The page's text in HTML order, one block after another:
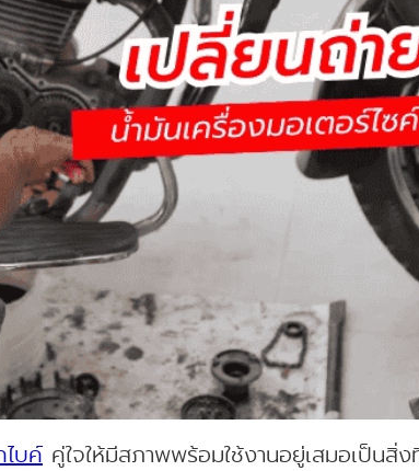
บค์ คู่ใจให้มีสภาพพร้อมใช้งานอยู่เสมอเป็นสิ่